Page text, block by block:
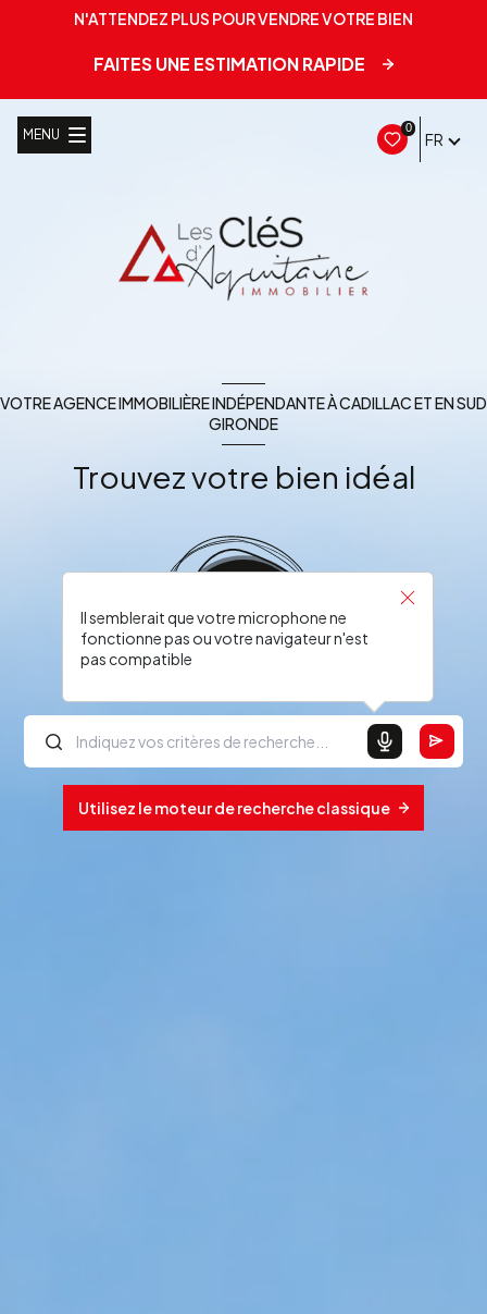
N'ATTENDEZ PLUS POUR VENDRE VOTRE BIEN
FAITES UNE ESTIMATION RAPIDE
0
FR
MENU
VOTRE AGENCE IMMOBILIÈRE INDÉPENDANTE À CADILLAC ET EN SUD
GIRONDE
Trouvez votre bien idéal
Il semblerait que votre microphone ne
fonctionne pas ou votre navigateur n'est
pas compatible
Utilisez le moteur de recherche classique